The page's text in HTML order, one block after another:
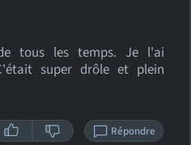
tous les temps. Je l'ai
super drôle et plein
Répondre